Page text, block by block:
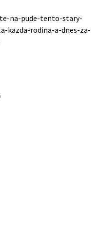
na-pude-tento-stary-
kazda-rodina-a-dnes-za-